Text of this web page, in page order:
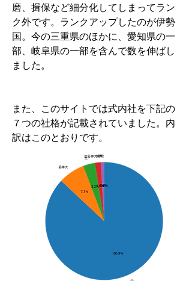
磨、揖保など細分化してしまってラン
ク外です。ランクアップしたのが伊勢
国。今の三重県のほかに、愛知県の一
部、岐阜県の一部を含んで数を伸ばし
ました。
また、このサイトでは式内社を下記の
７つの社格が記載されていました。内
訳はこのとおりです。